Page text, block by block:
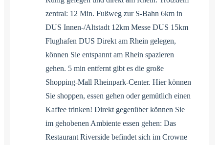
zentral: 12 Min. Fußweg zur S-Bahn 6km in
DUS Innen-/Altstadt 12km Messe DUS 15km
Flughafen DUS Direkt am Rhein gelegen,
können Sie entspannt am Rhein spazieren
gehen. 5 min entfernt gibt es die große
Shopping-Mall Rheinpark-Center. Hier können
Sie shoppen, essen gehen oder gemütlich einen
Kaffee trinken! Direkt gegenüber können Sie
im gehobenen Ambiente essen gehen: Das
Restaurant Riverside befindet sich im Crowne